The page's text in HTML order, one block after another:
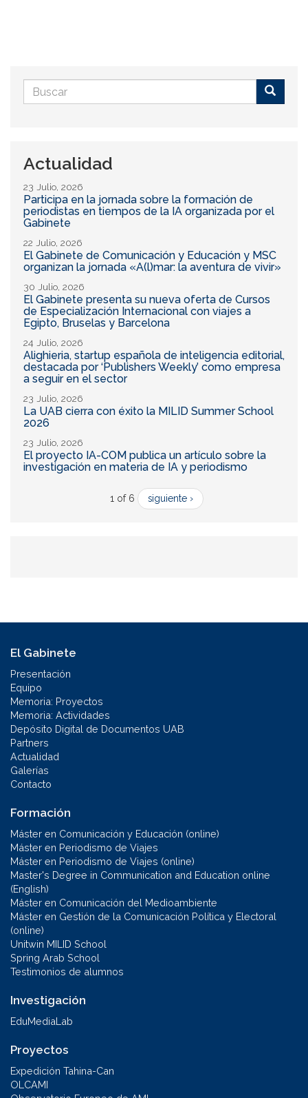
Formulario
de
Actualidad
23 Julio, 2026
Participa en la jornada sobre la formación de
periodistas en tiempos de la IA organizada por el
Gabinete
22 Julio, 2026
El Gabinete de Comunicación y Educación y MSC
organizan la jornada «A(l)mar: la aventura de vivir»
30 Julio, 2026
El Gabinete presenta su nueva oferta de Cursos
de Especialización Internacional con viajes a
Egipto, Bruselas y Barcelona
24 Julio, 2026
Alighieria, startup española de inteligencia editorial,
destacada por ‘Publishers Weekly’ como empresa
a seguir en el sector
23 Julio, 2026
La UAB cierra con éxito la MILID Summer School
2026
23 Julio, 2026
El proyecto IA-COM publica un artículo sobre la
investigación en materia de IA y periodismo
1 of 6 siguiente ›
El Gabinete
Presentación
Equipo
Memoria: Proyectos
Memoria: Actividades
Depósito Digital de Documentos UAB
Partners
Actualidad
Galerías
Contacto
Formación
Máster en Comunicación y Educación (online)
Máster en Periodismo de Viajes
Máster en Periodismo de Viajes (online)
Master's Degree in Communication and Education online
(English)
Máster en Comunicación del Medioambiente
Máster en Gestión de la Comunicación Política y Electoral
(online)
Unitwin MILID School
Spring Arab School
Testimonios de alumnos
Investigación
EduMediaLab
Proyectos
Expedición Tahina-Can
OLCAMI